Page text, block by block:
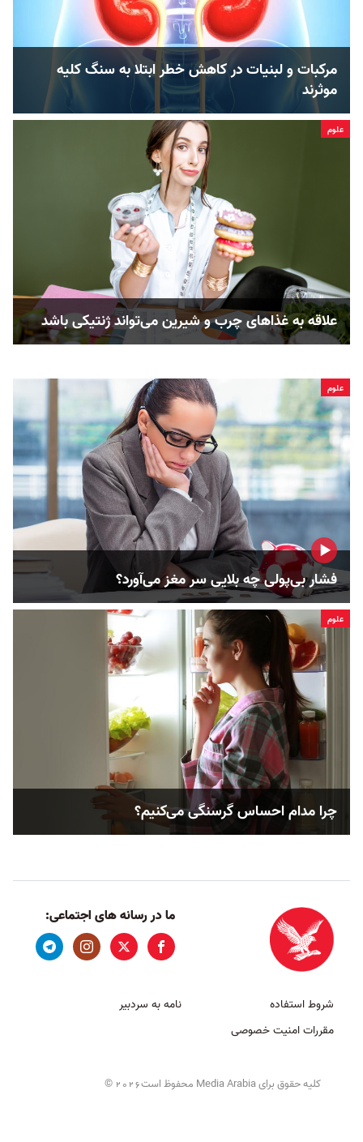
مرکبات و لبنیات در کاهش خطر ابتلا به سنگ کلیه
موثرند
علوم
علاقه به غذاهای چرب و شیرین می‌تواند ژنتیکی باشد
علوم
فشار بی‌پولی چه بلایی سر مغز می‌آورد؟
علوم
چرا مدام احساس گرسنگی می‌کنیم؟
ما در رسانه های اجتماعی:
شروط استفاده
مقررات امنیت خصوصی
نامه به سردبیر
کلیه حقوق برای Media Arabia محفوظ است 2026
©